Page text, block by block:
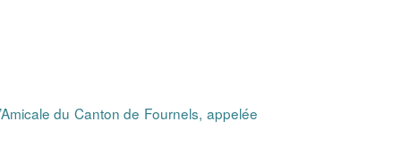
du Canton de Fournels, appelée